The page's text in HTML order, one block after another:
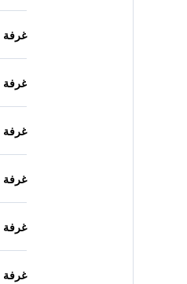
غرفة
غرفة
غرفة
غرفة
غرفة
غرفة